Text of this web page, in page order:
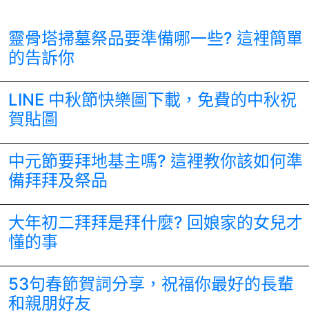
靈骨塔掃墓祭品要準備哪一些? 這裡簡單
的告訴你
LINE 中秋節快樂圖下載，免費的中秋祝
賀貼圖
中元節要拜地基主嗎? 這裡教你該如何準
備拜拜及祭品
大年初二拜拜是拜什麼? 回娘家的女兒才
懂的事
53句春節賀詞分享，祝福你最好的長輩
和親朋好友